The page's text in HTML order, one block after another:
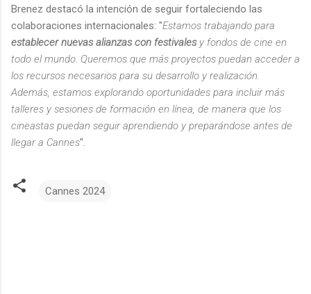
Brenez destacó la intención de seguir fortaleciendo las
colaboraciones internacionales: "Estamos trabajando para
establecer nuevas alianzas con festivalesy fondos de cine en
todo el mundo. Queremos que más proyectos puedan acceder a
los recursos necesarios para su desarrollo y realización.
Además, estamos explorando oportunidades para incluir más
talleres y sesiones de formación en línea, de manera que los
cineastas puedan seguir aprendiendo y preparándose antes de
llegar a Cannes".
Cannes 2024